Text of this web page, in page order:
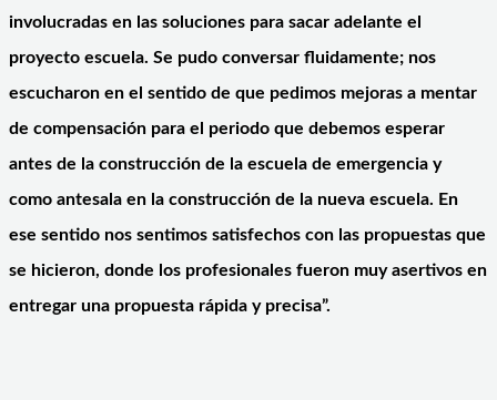
involucradas en las soluciones para sacar adelante el
proyecto escuela. Se pudo conversar fluidamente; nos
escucharon en el sentido de que pedimos mejoras a mentar
de compensación para el periodo que debemos esperar
antes de la construcción de la escuela de emergencia y
como antesala en la construcción de la nueva escuela. En
ese sentido nos sentimos satisfechos con las propuestas que
se hicieron, donde los profesionales fueron muy asertivos en
entregar una propuesta rápida y precisa”.